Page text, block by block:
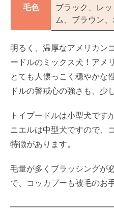
毛色
ブラック、レ
ム、ブラウン
明るく、温厚なアメリカン
ードルのミックス犬！アメ
とても人懐っこく穏やかな
ドルの警戒心の強さも、少
トイプードルは小型犬です
ニエルは中型犬ですので、
特徴があります。
毛量が多くブラッシングが
で、コッカプーも被毛のお